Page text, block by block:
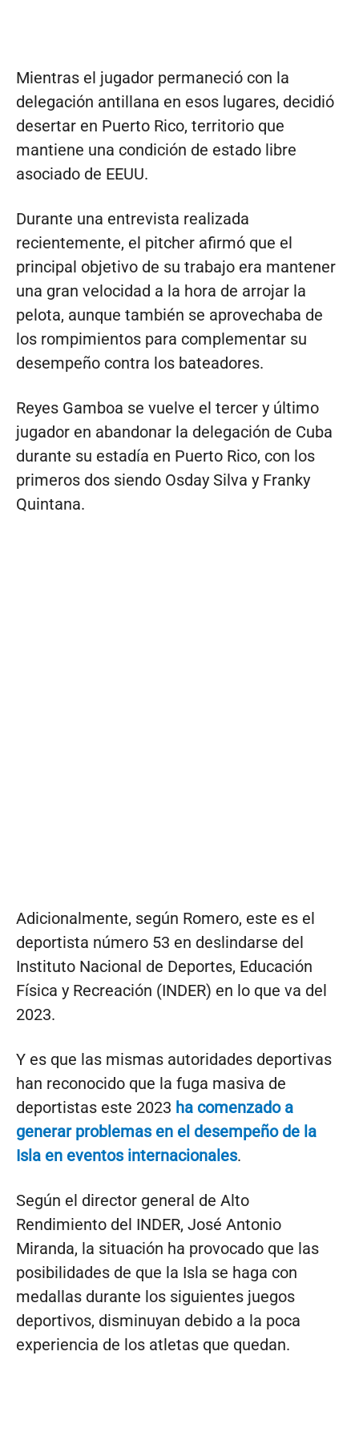
Mientras el jugador permaneció con la
delegación antillana en esos lugares, decidió
desertar en Puerto Rico, territorio que
mantiene una condición de estado libre
asociado de EEUU.
Durante una entrevista realizada
recientemente, el pitcher afirmó que el
principal objetivo de su trabajo era mantener
una gran velocidad a la hora de arrojar la
pelota, aunque también se aprovechaba de
los rompimientos para complementar su
desempeño contra los bateadores.
Reyes Gamboa se vuelve el tercer y último
jugador en abandonar la delegación de Cuba
durante su estadía en Puerto Rico, con los
primeros dos siendo Osday Silva y Franky
Quintana.
Adicionalmente, según Romero, este es el
deportista número 53 en deslindarse del
Instituto Nacional de Deportes, Educación
Física y Recreación (INDER) en lo que va del
2023.
Y es que las mismas autoridades deportivas
han reconocido que la fuga masiva de
deportistas este 2023 ha comenzado a
generar problemas en el desempeño de la
Isla en eventos internacionales.
Según el director general de Alto
Rendimiento del INDER, José Antonio
Miranda, la situación ha provocado que las
posibilidades de que la Isla se haga con
medallas durante los siguientes juegos
deportivos, disminuyan debido a la poca
experiencia de los atletas que quedan.